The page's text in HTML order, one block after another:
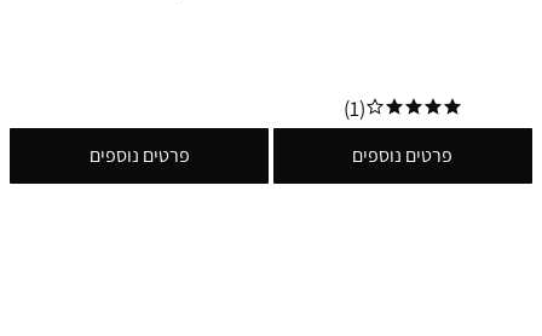
(1)
פרטים נוספים פרטים נוספים